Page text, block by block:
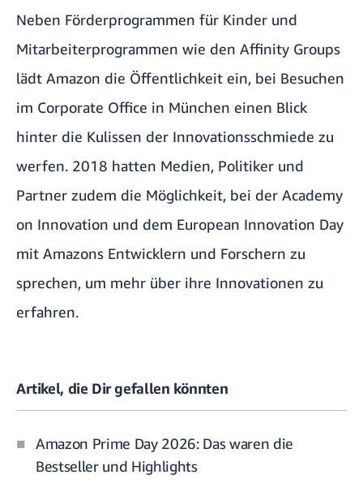
Neben Förderprogrammen für Kinder und
Mitarbeiterprogrammen wie den Affinity Groups
lädt Amazon die Öffentlichkeit ein, bei Besuchen
im Corporate Office in München einen Blick
hinter die Kulissen der Innovationsschmiede zu
werfen. 2018 hatten Medien, Politiker und
Partner zudem die Möglichkeit, bei der Academy
on Innovation und dem European Innovation Day
mit Amazons Entwicklern und Forschern zu
sprechen, um mehr über ihre Innovationen zu
erfahren.
Artikel, die Dir gefallen könnten
Amazon Prime Day 2026: Das waren die
Bestseller und Highlights